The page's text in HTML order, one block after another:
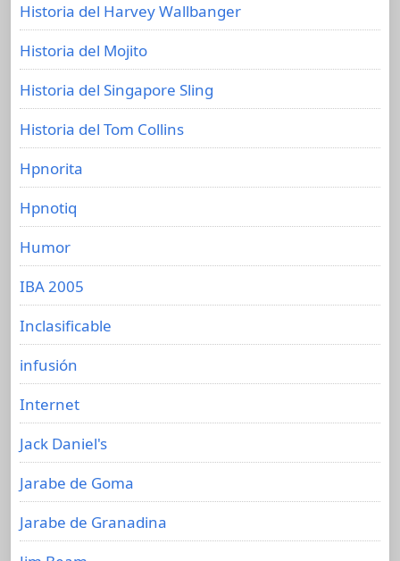
Historia del Harvey Wallbanger
Historia del Mojito
Historia del Singapore Sling
Historia del Tom Collins
Hpnorita
Hpnotiq
Humor
IBA 2005
Inclasificable
infusión
Internet
Jack Daniel's
Jarabe de Goma
Jarabe de Granadina